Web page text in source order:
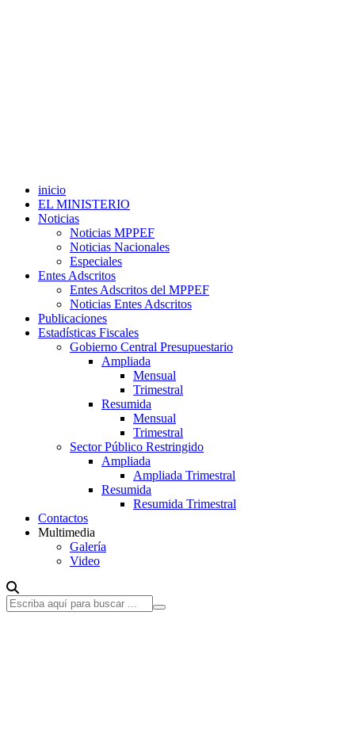
inicio
EL MINISTERIO
Noticias
Noticias MPPEF
Noticias Nacionales
Especiales
Entes Adscritos
Entes Adscritos del MPPEF
Noticias Entes Adscritos
Publicaciones
Estadísticas Fiscales
Gobierno Central Presupuestario
Ampliada
Mensual
Trimestral
Resumida
Mensual
Trimestral
Sector Público Restringido
Ampliada
Ampliada Trimestral
Resumida
Resumida Trimestral
Contactos
Multimedia
Galería
Video